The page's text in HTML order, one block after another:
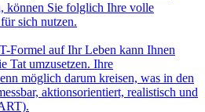
können Sie folglich Ihre volle
sich nutzen.
Formel auf Ihr Leben kann Ihnen
Tat umzusetzen. Ihre
möglich darum kreisen, was in den
aktionsorientiert, realistisch und